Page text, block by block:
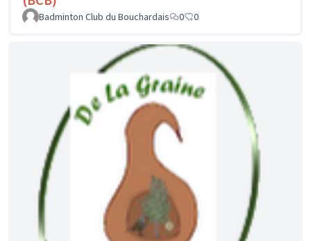
Badminton Club du Bouchardais 0 0